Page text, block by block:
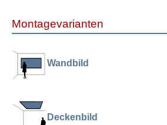
Montagevarianten
Wandbild
Deckenbild